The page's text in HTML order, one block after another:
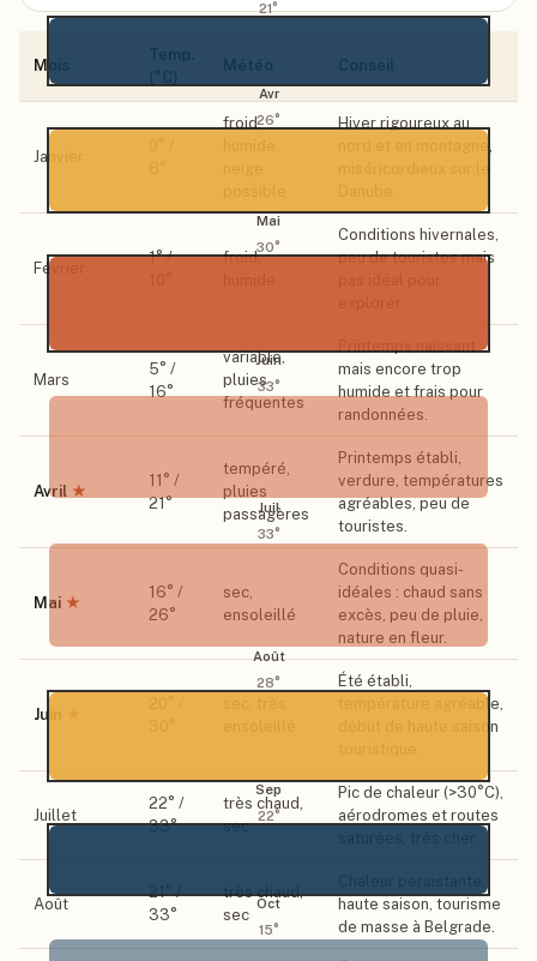
21°
Avr
26°
Mai
30°
Juin
33°
Juil
33°
Août
28°
Sep
22°
Oct
15°
Mois
Janvier
froid,
Hiver rigoureux au
nord et en montagne,
Février
1° /
froid,
Conditions hivernales,
peu de touristes mais
Mars
5° /
16°
variable,
pluies
fréquentes
Printemps naissant
mais encore trop
humide et frais pour
randonnées.
Avril ★
11 ° /
21°
tempéré,
pluies
passagères
Printemps établi,
verdure, températures
agréables, peu de
touristes.
Mai ★
16° /
26°
sec,
ensoleillé
Conditions quasi-
idéales : chaud sans
excès, peu de pluie,
nature en fleur.
Juin
Été établi,
température agréable,
début de haute saison
Juillet
22° /
33°
très chaud,
sec
Pic de chaleur (>30°C),
aérodromes et routes
Août
21° /
33°
très chaud,
sec
haute saison, tourisme
de masse à Belgrade.